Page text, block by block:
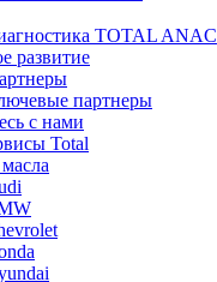
TOTAL ANAC
развитие
партнеры
с нами
Total